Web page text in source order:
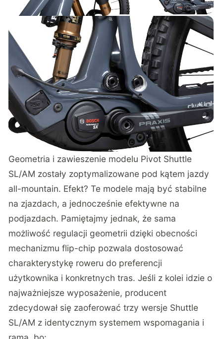
Geometria i zawieszenie modelu Pivot Shuttle
SL/AM zostały zoptymalizowane pod kątem jazdy
all-mountain. Efekt? Te modele mają być stabilne
na zjazdach, a jednocześnie efektywne na
podjazdach. Pamiętajmy jednak, że sama
możliwość regulacji geometrii dzięki obecności
mechanizmu flip-chip pozwala dostosować
charakterystykę roweru do preferencji
użytkownika i konkretnych tras. Jeśli z kolei idzie o
najważniejsze wyposażenie, producent
zdecydował się zaoferować trzy wersje Shuttle
SL/AM z identycznym systemem wspomagania i